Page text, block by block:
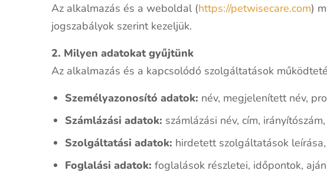
Az alkalmazás és a weboldal (https://petwisecare.com)
jogszabályok szerint kezeljük.
2. Milyen adatokat gyűjtünk
Az alkalmazás és a kapcsolódó szolgáltatások
Személyazonosító adatok: név, megjelenített név,
Számlázási adatok: számlázási név, cím,
Szolgáltatási adatok: hirdetett szolgáltatások
Foglalási adatok: foglalások részletei, időpontok,